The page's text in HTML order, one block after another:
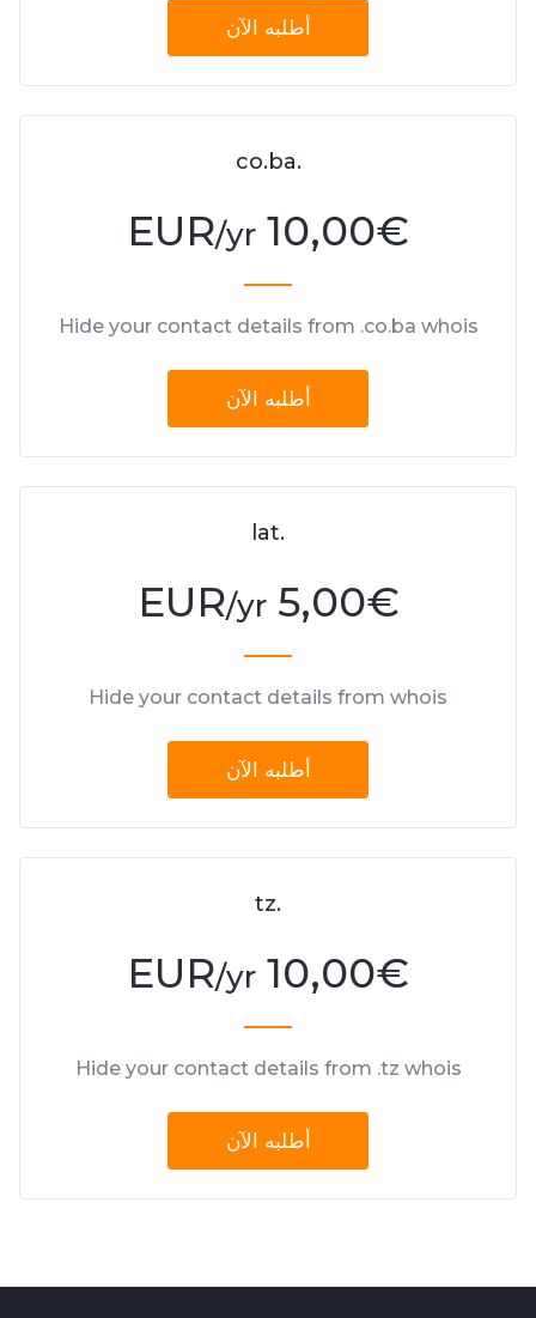
أطلبه الآن
.co.ba
€
10,00 EUR
/yr
Hide your contact details from .co.ba whois
أطلبه الآن
.lat
€
5,00 EUR
/yr
Hide your contact details from whois
أطلبه الآن
.tz
€
10,00 EUR
/yr
Hide your contact details from .tz whois
أطلبه الآن